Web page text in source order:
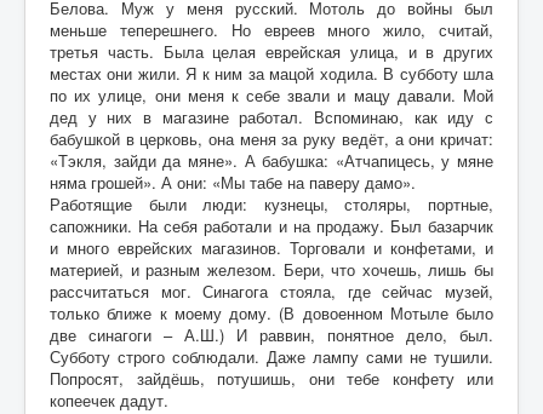
Белова. Муж у меня русский. Мотоль до войны был
меньше теперешнего. Но евреев много жило, считай,
третья часть. Была целая еврейская улица, и в других
местах они жили. Я к ним за мацой ходила. В субботу шла
по их улице, они меня к себе звали и мацу давали. Мой
дед у них в магазине работал. Вспоминаю, как иду с
бабушкой в церковь, она меня за руку ведёт, а они кричат:
«Тэкля, зайди да мяне». А бабушка: «Атчапицесь, у мяне
няма грошей». А они: «Мы табе на паверу дамо».
Работящие были люди: кузнецы, столяры, портные,
сапожники. На себя работали и на продажу. Был базарчик
и много еврейских магазинов. Торговали и конфетами, и
материей, и разным железом. Бери, что хочешь, лишь бы
рассчитаться мог. Синагога стояла, где сейчас музей,
только ближе к моему дому. (В довоенном Мотыле было
две синагоги – А.Ш.) И раввин, понятное дело, был.
Субботу строго соблюдали. Даже лампу сами не тушили.
Попросят, зайдёшь, потушишь, они тебе конфету или
копеечек дадут.